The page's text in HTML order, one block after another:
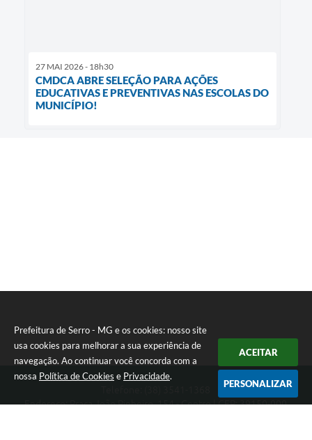
Prefeitura de Serro - MG e os cookies: nosso site
usa cookies para melhorar a sua experiência de
navegação. Ao continuar você concorda com a
nossa Política de Cookies e Privacidade.
ACEITAR
PERSONALIZAR
27 MAI 2026 - 18h30
CMDCA ABRE SELEÇÃO PARA AÇÕES
EDUCATIVAS E PREVENTIVAS NAS ESCOLAS DO
MUNICÍPIO!
Endereço: Praça João Pinheiro, 154 - Centro | CEP: 39150-000